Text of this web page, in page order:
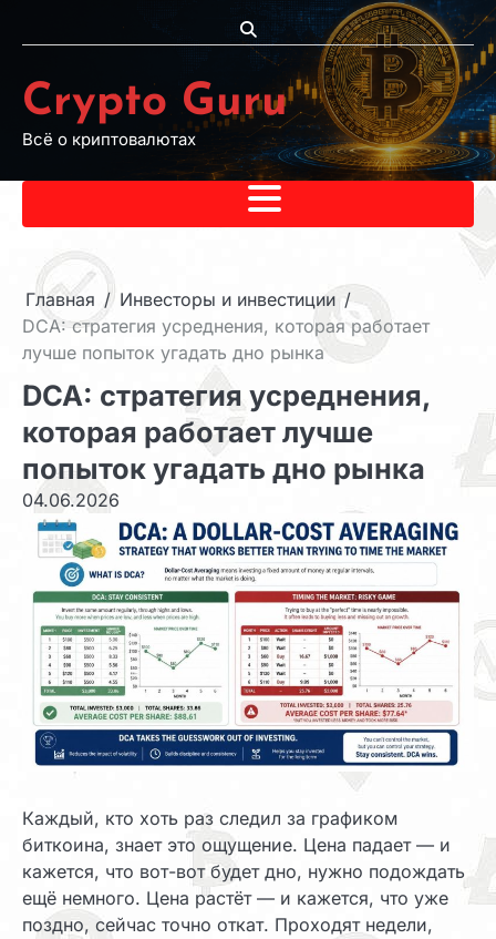
Crypto Guru
Всё о криптовалютах
Главная
Инвесторы и инвестиции
DCA: стратегия усреднения, которая работает
лучше попыток угадать дно рынка
DCA: стратегия усреднения,
которая работает лучше
попыток угадать дно рынка
04.06.2026
Каждый, кто хоть раз следил за графиком
биткоина, знает это ощущение. Цена падает — и
кажется, что вот-вот будет дно, нужно подождать
ещё немного. Цена растёт — и кажется, что уже
поздно, сейчас точно откат. Проходят недели,